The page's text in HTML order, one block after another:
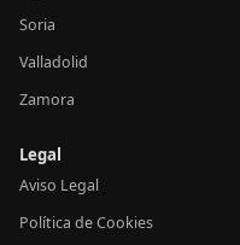
Soria
Valladolid
Zamora
Legal
Aviso Legal
Política de Cookies